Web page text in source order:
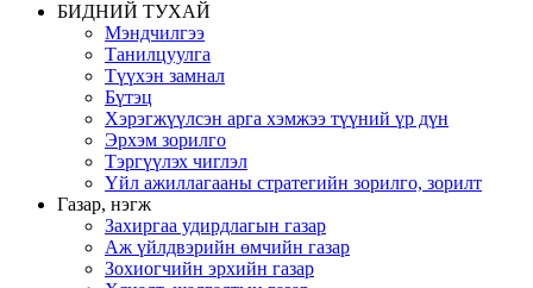
БИДНИЙ ТУХАЙ
Мэндчилгээ
Танилцуулга
Түүхэн замнал
Бүтэц
Хэрэгжүүлсэн арга хэмжээ түүний үр дүн
Эрхэм зорилго
Тэргүүлэх чиглэл
Үйл ажиллагааны стратегийн зорилго, зорилт
Газар, нэгж
Захиргаа удирдлагын газар
Аж үйлдвэрийн өмчийн газар
Зохиогчийн эрхийн газар